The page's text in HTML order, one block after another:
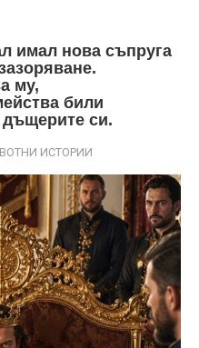
имал нова съпруга
му,
били
си.
ИСТОРИИ